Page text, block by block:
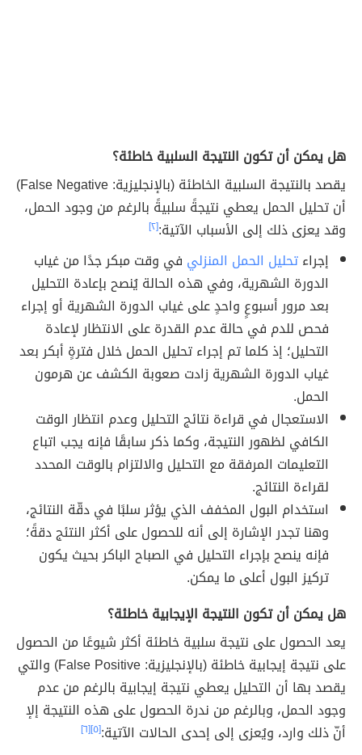
هل يمكن أن تكون النتيجة السلبية خاطئة؟
يقصد بالنتيجة السلبية الخاطئة (بالإنجليزية: False Negative)
أن تحليل الحمل يعطي نتيجةً سلبيةً بالرغم من وجود الحمل،
وقد يعزى ذلك إلى الأسباب الآتية:[٢]
إجراءتحليل الحمل المنزلي في وقت مبكر جدًا من غياب
الدورة الشهرية، وفي هذه الحالة يُنصح بإعادة التحليل
بعد مرور أسبوعٍ واحدٍ على غياب الدورة الشهرية أو إجراء
فحص للدم في حالة عدم القدرة على الانتظار لإعادة
التحليل؛ إذ كلما تم إجراء تحليل الحمل خلال فترةٍ أبكر بعد
غياب الدورة الشهرية زادت صعوبة الكشف عن هرمون
الحمل.
الاستعجال في قراءة نتائج التحليل وعدم انتظار الوقت
الكافي لظهور النتيجة، وكما ذكر سابقًا فإنه يجب اتباع
التعليمات المرفقة مع التحليل والالتزام بالوقت المحدد
لقراءة النتائج.
استخدام البول المخفف الذي يؤثر سلبًا في دقّة النتائج،
وهنا تجدر الإشارة إلى أنه للحصول على أكثر النتئج دقةً؛
فإنه ينصح بإجراء التحليل في الصباح الباكر بحيث يكون
تركيز البول أعلى ما يمكن.
هل يمكن أن تكون النتيجة الإيجابية خاطئة؟
يعد الحصول على نتيجة سلبية خاطئة أكثر شيوعًا من الحصول
على نتيجة إيجابية خاطئة (بالإنجليزية: False Positive) والتي
يقصد بها أن التحليل يعطي نتيجة إيجابية بالرغم من عدم
وجود الحمل، وبالرغم من ندرة الحصول على هذه النتيجة إلإ
أنّ ذلك وارد، ويُعزى إلى إحدى الحالات الآتية:[٥] [٦]